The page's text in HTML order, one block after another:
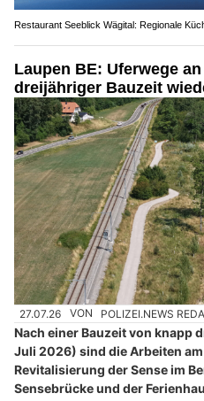
Restaurant Seeblick Wägital: Regionale
Laupen BE: Uferwege
dreijähriger Bauzeit
27.07.26 VON POLIZEI.NEWS
Nach einer Bauzeit von knapp
Juli 2026) sind die Arbeiten
Revitalisierung der Sense im
Sensebrücke und der